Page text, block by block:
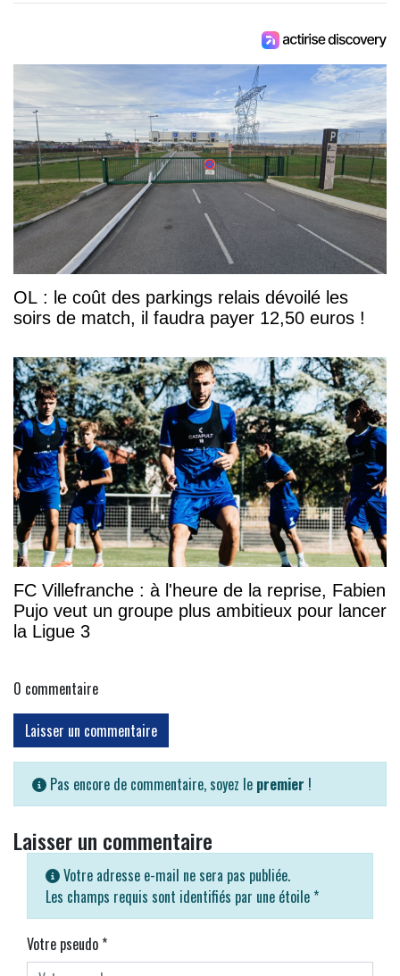
OL : le coût des parkings relais dévoilé les
soirs de match, il faudra payer 12,50 euros !
FC Villefranche : à l'heure de la reprise, Fabien
Pujo veut un groupe plus ambitieux pour lancer
la Ligue 3
0 commentaire
Laisser un commentaire
Pas encore de commentaire, soyez le premier !
Laisser un commentaire
Votre adresse e-mail ne sera pas publiée.
Les champs requis sont identifiés par une étoile *
Votre pseudo*